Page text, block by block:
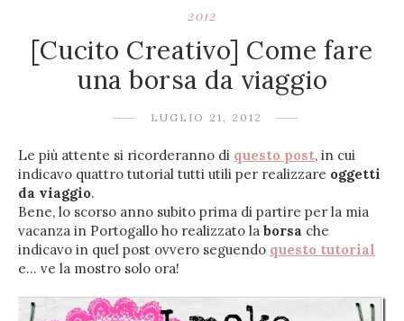
2012
[Cucito Creativo] Come fare
una borsa da viaggio
LUGLIO 21, 2012
Le più attente si ricorderanno di questo post, in cui
indicavo quattro tutorial tutti utili per realizzare oggetti
da viaggio.
Bene, lo scorso anno subito prima di partire per la mia
vacanza in Portogallo ho realizzato la borsa che
indicavo in quel post ovvero seguendo questo tutorial
e… ve la mostro solo ora!